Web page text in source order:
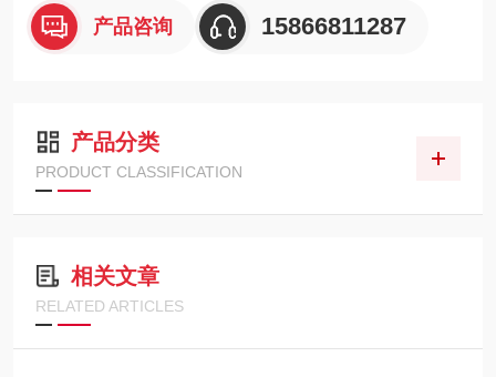
产品咨询 15866811287
产品分类
PRODUCT CLASSIFICATION
相关文章
RELATED ARTICLES